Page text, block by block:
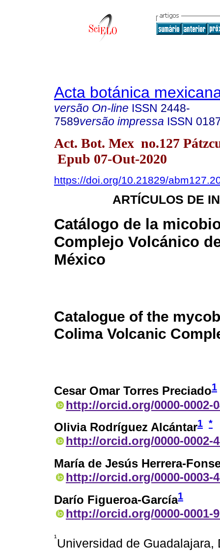
Acta botánica
versão On-line ISSN 2448-
7589versão impressa ISSN
Act. Bot. Mex no.127
Epub 07-Out-2020
https://doi.org/10.21829/
ARTÍCULOS DE
Catálogo de la
Complejo Volcánico
México
Catalogue of the
Colima Volcanic
Cesar Omar Torres Preciado1
http://orcid.org/0000-0002-
Olivia Rodríguez Alcántar1 *
http://orcid.org/0000-0002-
María de Jesús Herrera-
http://orcid.org/0000-0003-
Darío Figueroa-García1
http://orcid.org/0000-0001-
¹Universidad de